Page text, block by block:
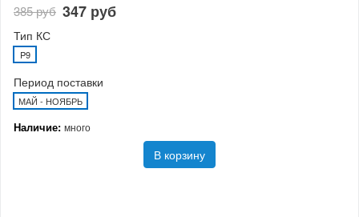
385 руб 347 руб
Тип КС
P9
Период поставки
МАЙ - НОЯБРЬ
Наличие: много
В корзину